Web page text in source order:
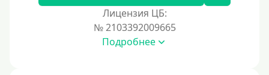
Лицензия ЦБ:
№ 2103392009665
Подробнее